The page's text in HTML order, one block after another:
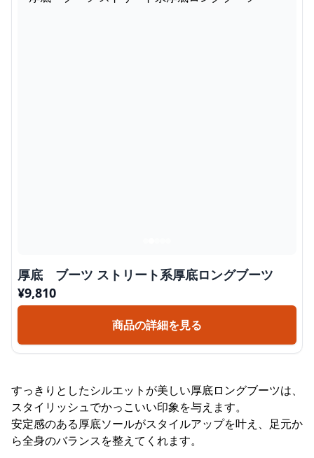
厚底 ブーツ ストリート系厚底ロングブーツ
¥9,810
商品の詳細を見る
すっきりとしたシルエットが美しい厚底ロングブーツは、
スタイリッシュでかっこいい印象を与えます。
安定感のある厚底ソールがスタイルアップを叶え、足元か
ら全身のバランスを整えてくれます。